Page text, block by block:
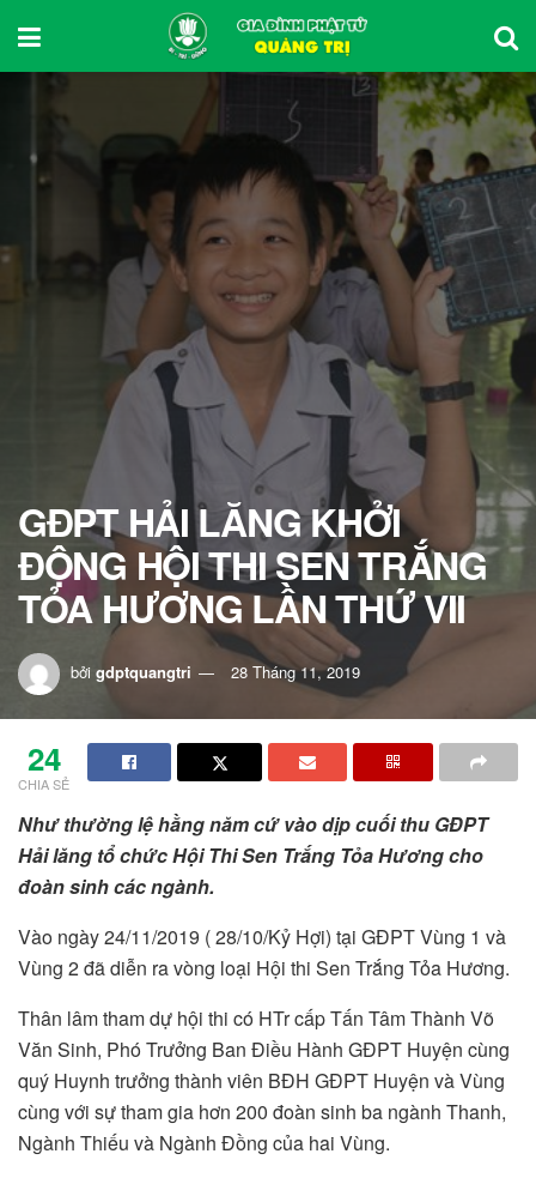
GĐPT HẢI LĂNG KHỞI
ĐỘNG HỘI THI SEN TRẮNG
TỎA HƯƠNG LẦN THỨ VII
bởi gdptquangtri 28 Tháng 11, 2019
24
CHIA SẺ
Như thường lệ hằng năm cứ vào dịp cuối thu GĐPT
Hải lăng tổ chức Hội Thi Sen Trắng Tỏa Hương cho
đoàn sinh các ngành.
Vào ngày 24/11/2019 ( 28/10/Kỷ Hợi) tại GĐPT Vùng 1 và
Vùng 2 đã diễn ra vòng loại Hội thi Sen Trắng Tỏa Hương.
Thân lâm tham dự hội thi có HTr cấp Tấn Tâm Thành Võ
Văn Sinh, Phó Trưởng Ban Điều Hành GĐPT Huyện cùng
quý Huynh trưởng thành viên BĐH GĐPT Huyện và Vùng
cùng với sự tham gia hơn 200 đoàn sinh ba ngành Thanh,
Ngành Thiếu và Ngành Đồng của hai Vùng.